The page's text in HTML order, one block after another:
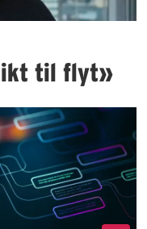
til flyt»